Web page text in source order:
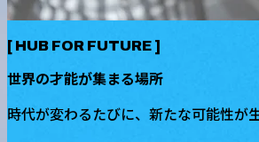
[ HUB FOR FUTURE ]
世界の才能が集まる場所
時代が変わるたびに、新たな可能性が